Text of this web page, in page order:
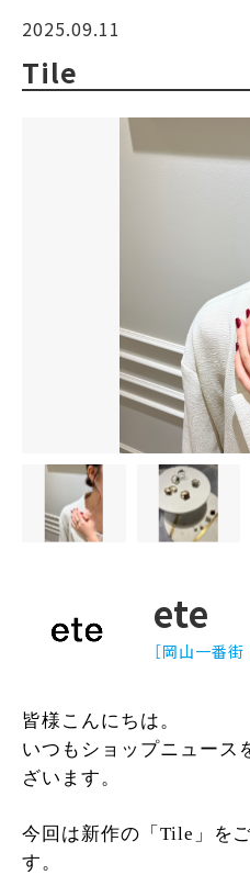
2025.09.11
Tile
ete
［岡山一番街
皆様こんにちは。
いつもショップニュース
ざいます。
今回は新作の「Tile」を
す。